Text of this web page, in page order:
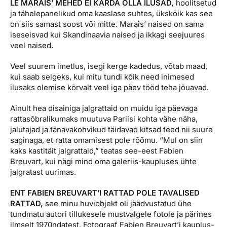
LE MARAIS’ MEHED EI KARDA OLLA ILUSAD, hoolitsetud
ja tähelepanelikud oma kaaslase suhtes, ükskõik kas see
on siis samast soost või mitte. Marais’ naised on sama
iseseisvad kui Skandinaavia naised ja ikkagi seejuures
veel naised.
Veel suurem imetlus, isegi kerge kadedus, võtab maad,
kui saab selgeks, kui mitu tundi kõik need inimesed
ilusaks olemise kõrvalt veel iga päev tööd teha jõuavad.
Ainult hea disainiga jalgrattaid on muidu iga päevaga
rattasõbralikumaks muutuva Pariisi kohta vähe näha,
jalutajad ja tänavakohvikud täidavad kitsad teed nii suure
saginaga, et ratta omamisest pole rõõmu. “Mul on siin
kaks kastitäit jalgrattaid,” teatas see-eest Fabien
Breuvart, kui nägi mind oma galeriis-kaupluses ühte
jalgratast uurimas.
ENT FABIEN BREUVART’I RATTAD POLE TAVALISED
RATTAD, see minu huviobjekt oli jäädvustatud ühe
tundmatu autori tillukesele mustvalgele fotole ja pärines
ilmselt 1970ndatest. Fotograaf Fabien Breuvart’i kauplus-